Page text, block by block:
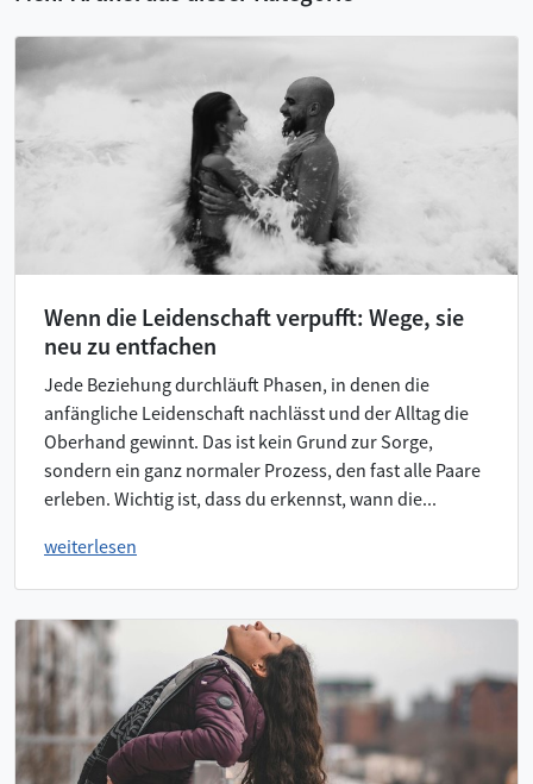
Wenn die Leidenschaft verpufft: Wege, sie
neu zu entfachen
Jede Beziehung durchläuft Phasen, in denen die
anfängliche Leidenschaft nachlässt und der Alltag die
Oberhand gewinnt. Das ist kein Grund zur Sorge,
sondern ein ganz normaler Prozess, den fast alle Paare
erleben. Wichtig ist, dass du erkennst, wann die...
weiterlesen